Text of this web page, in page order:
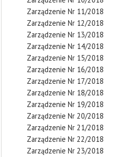
Zarządzenie Nr 11/2018
Zarządzenie Nr 12/2018
Zarządzenie Nr 13/2018
Zarządzenie Nr 14/2018
Zarządzenie Nr 15/2018
Zarządzenie Nr 16/2018
Zarządzenie Nr 17/2018
Zarządzenie Nr 18/2018
Zarządzenie Nr 19/2018
Zarządzenie Nr 20/2018
Zarządzenie Nr 21/2018
Zarządzenie Nr 22/2018
Zarządzenie Nr 23/2018